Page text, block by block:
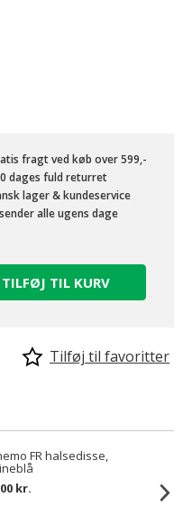
fragt ved køb over 599,-
dages fuld returret
lager & kundeservice
alle ugens dage
TILFØJ TIL KURV
Tilføj til favoritter
FR halsedisse,
kr.